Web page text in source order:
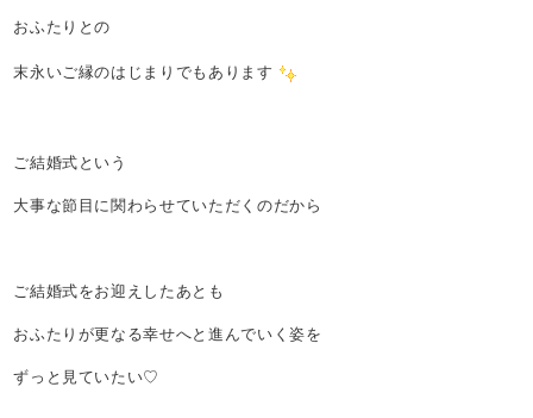
おふたりとの
末永いご縁のはじまりでもあります
ご結婚式という
大事な節目に関わらせていただくのだから
ご結婚式をお迎えしたあとも
おふたりが更なる幸せへと進んでいく姿を
ずっと見ていたい♡